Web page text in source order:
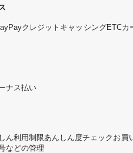
クレジット キャッシングETCカ
ナス払い
ん利用制限あんしん度チェック お買
などの管理